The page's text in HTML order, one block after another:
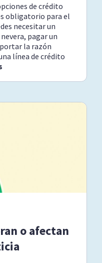
de crédito
obligatorio para el
necesitar un
pagar un
la razón
línea de crédito
o afectan